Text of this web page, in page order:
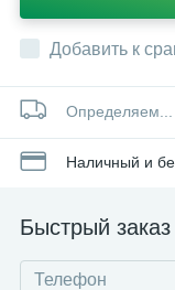
Добавить к
Определяем...
Наличный и
Быстрый заказ